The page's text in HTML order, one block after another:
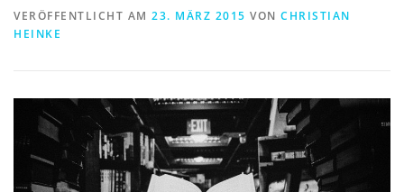
VERÖFFENTLICHT AM 23. MÄRZ 2015 VON CHRISTIAN
HEINKE